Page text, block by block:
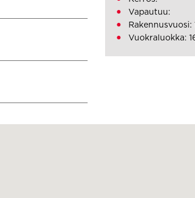
Vapautuu:
Rakennusvuosi:
Vuokraluokka: